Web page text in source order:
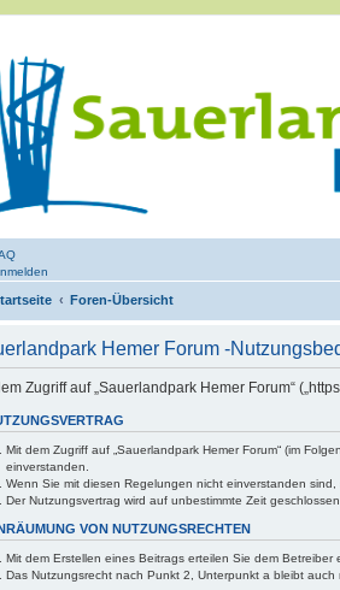
Foren-Übersicht
Hemer Forum -
Zugriff auf „Sauerlandpark Hemer Forum“
Mit dem Zugriff auf „Sauerlandpark Hemer Forum“ (im
einverstanden.
Wenn Sie mit diesen Regelungen nicht einverstanden
Der Nutzungsvertrag wird auf unbestimmte Zeit
VON NUTZUNGSRECHTEN
Mit dem Erstellen eines Beitrags erteilen Sie dem
Das Nutzungsrecht nach Punkt 2, Unterpunkt a bleibt